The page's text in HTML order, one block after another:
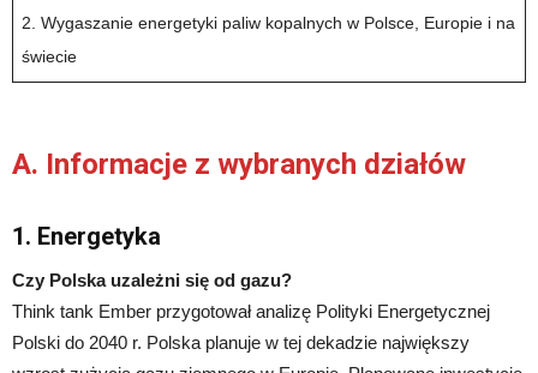
2. Wygaszanie energetyki paliw kopalnych w Polsce, Europie i na
świecie
A. Informacje z wybranych działów
1. Energetyka
Czy Polska uzależni się od gazu?
Think tank Ember przygotował analizę Polityki Energetycznej
Polski do 2040 r. Polska planuje w tej dekadzie największy